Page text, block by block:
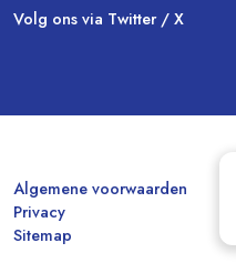
Volg ons via Twitter / X
Algemene voorwaarden
Privacy
Sitemap